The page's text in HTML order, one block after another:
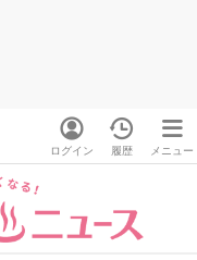
ログイン 履歴 メニュー